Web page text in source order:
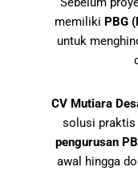
memiliki PBG
untuk
CV Mutiara
solusi praktis
pengurusan
awal hingga